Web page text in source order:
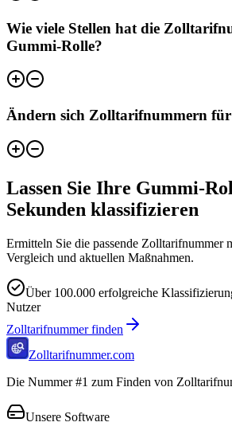
Wie viele Stellen hat die
Gummi-Rolle?
Ändern sich Zolltarifnummern
Lassen Sie Ihre Gummi-
Sekunden klassifizieren
Ermitteln Sie die passende
Vergleich und aktuellen Maßnahmen.
Über 100.000 erfolgreiche
Nutzer
Zolltarifnummer finden
Zolltarifnummer.com
Die Nummer #1 zum Finden von
Unsere Software